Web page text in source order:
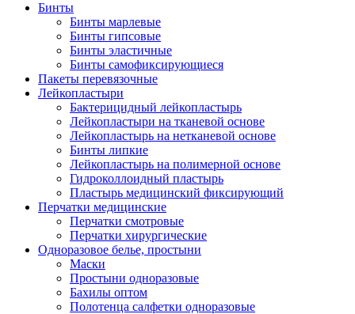
Бинты
Бинты марлевые
Бинты гипсовые
Бинты эластичные
Бинты самофиксирующиеся
Пакеты перевязочные
Лейкопластыри
Бактерицидный лейкопластырь
Лейкопластыри на тканевой основе
Лейкопластырь на нетканевой основе
Бинты липкие
Лейкопластырь на полимерной основе
Гидроколлоидный пластырь
Пластырь медицинский фиксирующий
Перчатки медицинские
Перчатки смотровые
Перчатки хирургические
Одноразовое белье, простыни
Маски
Простыни одноразовые
Бахилы оптом
Полотенца салфетки одноразовые